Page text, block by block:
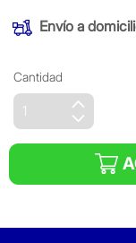
Envío a
Cantidad